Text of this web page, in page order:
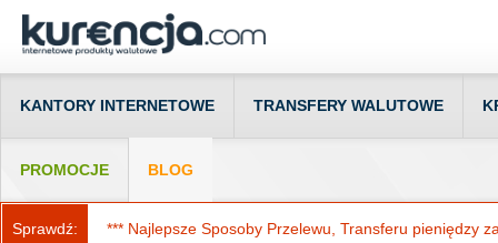
KANTORY INTERNETOWE TRANSFERY WALUTOWE
PROMOCJE BLOG
Sprawdź: *** Najlepsze Sposoby Przelewu, Transferu pieniędzy